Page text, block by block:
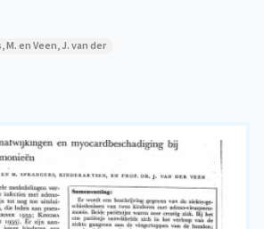
M. en Veen, J. van der